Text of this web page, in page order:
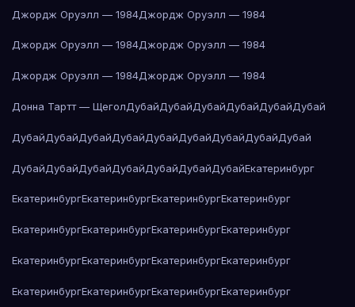
Джордж Оруэлл — 1984Джордж Оруэлл — 1984
Джордж Оруэлл — 1984Джордж Оруэлл — 1984
Джордж Оруэлл — 1984Джордж Оруэлл — 1984
Донна Тартт — ЩеголДубайДубайДубайДубайДубайДубай
ДубайДубайДубайДубайДубайДубайДубайДубайДубай
ДубайДубайДубайДубайДубайДубайДубайЕкатеринбург
ЕкатеринбургЕкатеринбургЕкатеринбургЕкатеринбург
ЕкатеринбургЕкатеринбургЕкатеринбургЕкатеринбург
ЕкатеринбургЕкатеринбургЕкатеринбургЕкатеринбург
ЕкатеринбургЕкатеринбургЕкатеринбургЕкатеринбург